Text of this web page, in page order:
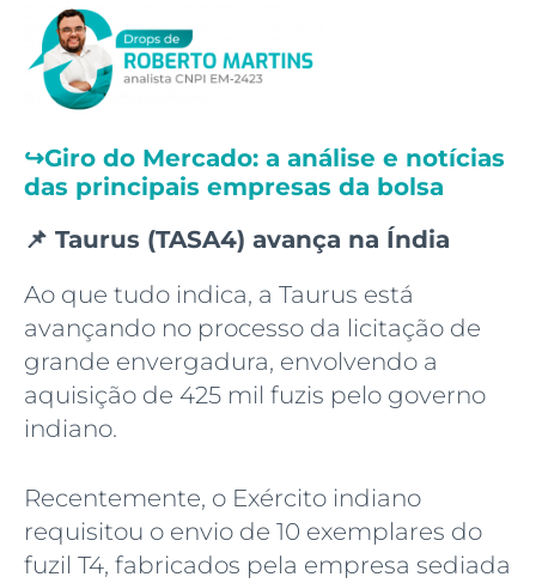
↪️Giro do Mercado: a análise e notícias
das principais empresas da bolsa
📌 Taurus (TASA4) avança na Índia
Ao que tudo indica, a Taurus está
avançando no processo da licitação de
grande envergadura, envolvendo a
aquisição de 425 mil fuzis pelo governo
indiano.
Recentemente, o Exército indiano
requisitou o envio de 10 exemplares do
fuzil T4, fabricados pela empresa sediada